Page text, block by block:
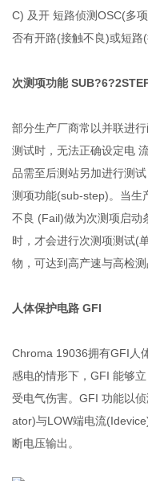
C) 及开 短路侦测OSC(多
否有开路(接触不良)或短路(
次测项功能
部分生产厂商常以并联进
测试时，无法正确设定电
品需至后测站另加进行测
测项功能(sub-step)。当生
不良 (Fail)做为次测项启动
时，才会进行次测项测试(
物，可达到高产速与高检测
人体保护电路 GFI
Chroma 19036拥有GFI人
感电的情形下，GFI 能够
受电气伤害。GFI 功能以
ator)与LOW端电流
断电压输出。